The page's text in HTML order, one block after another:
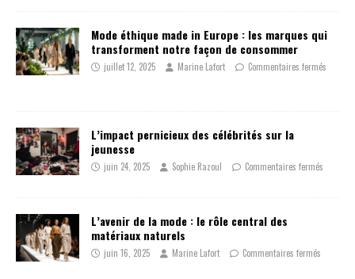
Mode éthique made in Europe : les marques qui
transforment notre façon de consommer
juillet 12, 2025 Marine Lafort Commentaires fermés
L’impact pernicieux des célébrités sur la
jeunesse
juin 24, 2025 Sophie Razoul Commentaires fermés
L’avenir de la mode : le rôle central des
matériaux naturels
juin 16, 2025 Marine Lafort Commentaires fermés